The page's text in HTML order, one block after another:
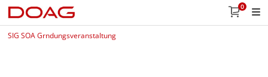
0
SIG SOA Grndungsveranstaltung